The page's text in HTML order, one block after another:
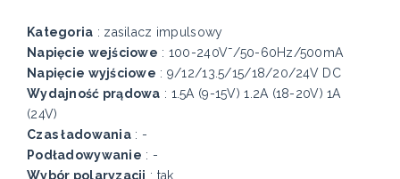
Kategoria : zasilacz impulsowy
Napięcie wejściowe : 100-240V˜/50-60Hz/500mA
Napięcie wyjściowe : 9/12/13.5/15/18/20/24V DC
Wydajność prądowa : 1.5A (9-15V) 1.2A (18-20V) 1A
(24V)
Czas ładowania: -
Podładowywanie : -
Wybór polaryzacji : tak